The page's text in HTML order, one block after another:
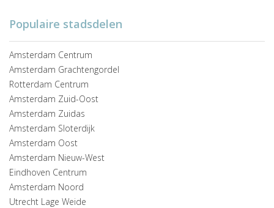
Populaire stadsdelen
Amsterdam Centrum
Amsterdam Grachtengordel
Rotterdam Centrum
Amsterdam Zuid-Oost
Amsterdam Zuidas
Amsterdam Sloterdijk
Amsterdam Oost
Amsterdam Nieuw-West
Eindhoven Centrum
Amsterdam Noord
Utrecht Lage Weide